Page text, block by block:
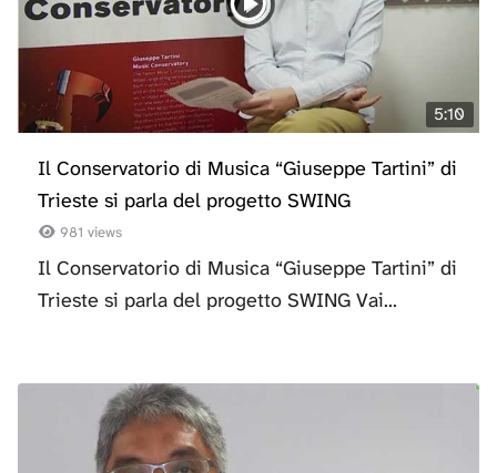
5:10
Il Conservatorio di Musica “Giuseppe Tartini” di
Trieste si parla del progetto SWING
981 views
Il Conservatorio di Musica “Giuseppe Tartini” di
Trieste si parla del progetto SWING Vai...